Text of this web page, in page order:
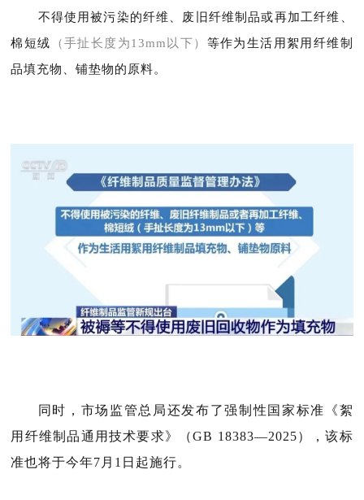
不得使用被污染的纤维、废旧纤维制品或再加工纤维、
棉短绒
（手扯长度为13mm以下） 等作为生活用絮用纤维制
品填充物、铺垫物的原料。
同时，市场监管总局还发布了强制性国家标准《絮
用纤维制品通用技术要求》（GB 18383—2025），该标
准也将于今年7月1日起施行。